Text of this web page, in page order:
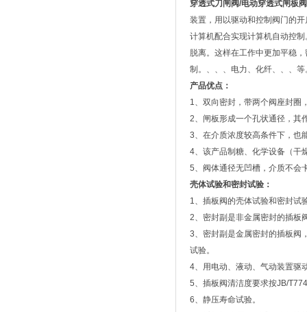
穿透式刀闸阀/电动穿透式闸板阀
装置，用以驱动和控制阀门的
计算机配合实现计算机自动控
脱离。这样在工作中更加平稳
制。、、、电力、化纤、、、等
产品优点：
1、双向密封，带两个阀座封圈
2、闸板形成一个孔状通径，其
3、在介质浓度较高条件下，也
4、该产品制糖、化学设备（干
5、阀体通径无凹槽，介质不会
壳体试验和密封试验：
1、插板阀的壳体试验和密封试
2、密封副是非金属密封的插板
3、密封副是金属密封的插板阀
试验。
4、用电动、液动、气动装置驱
5、插板阀清洁度要求按JB/
6、静压寿命试验。